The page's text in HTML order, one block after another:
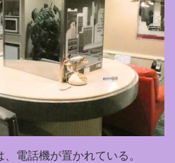
電話機が置かれている。